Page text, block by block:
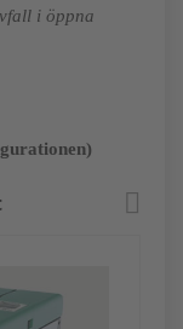
i öppna